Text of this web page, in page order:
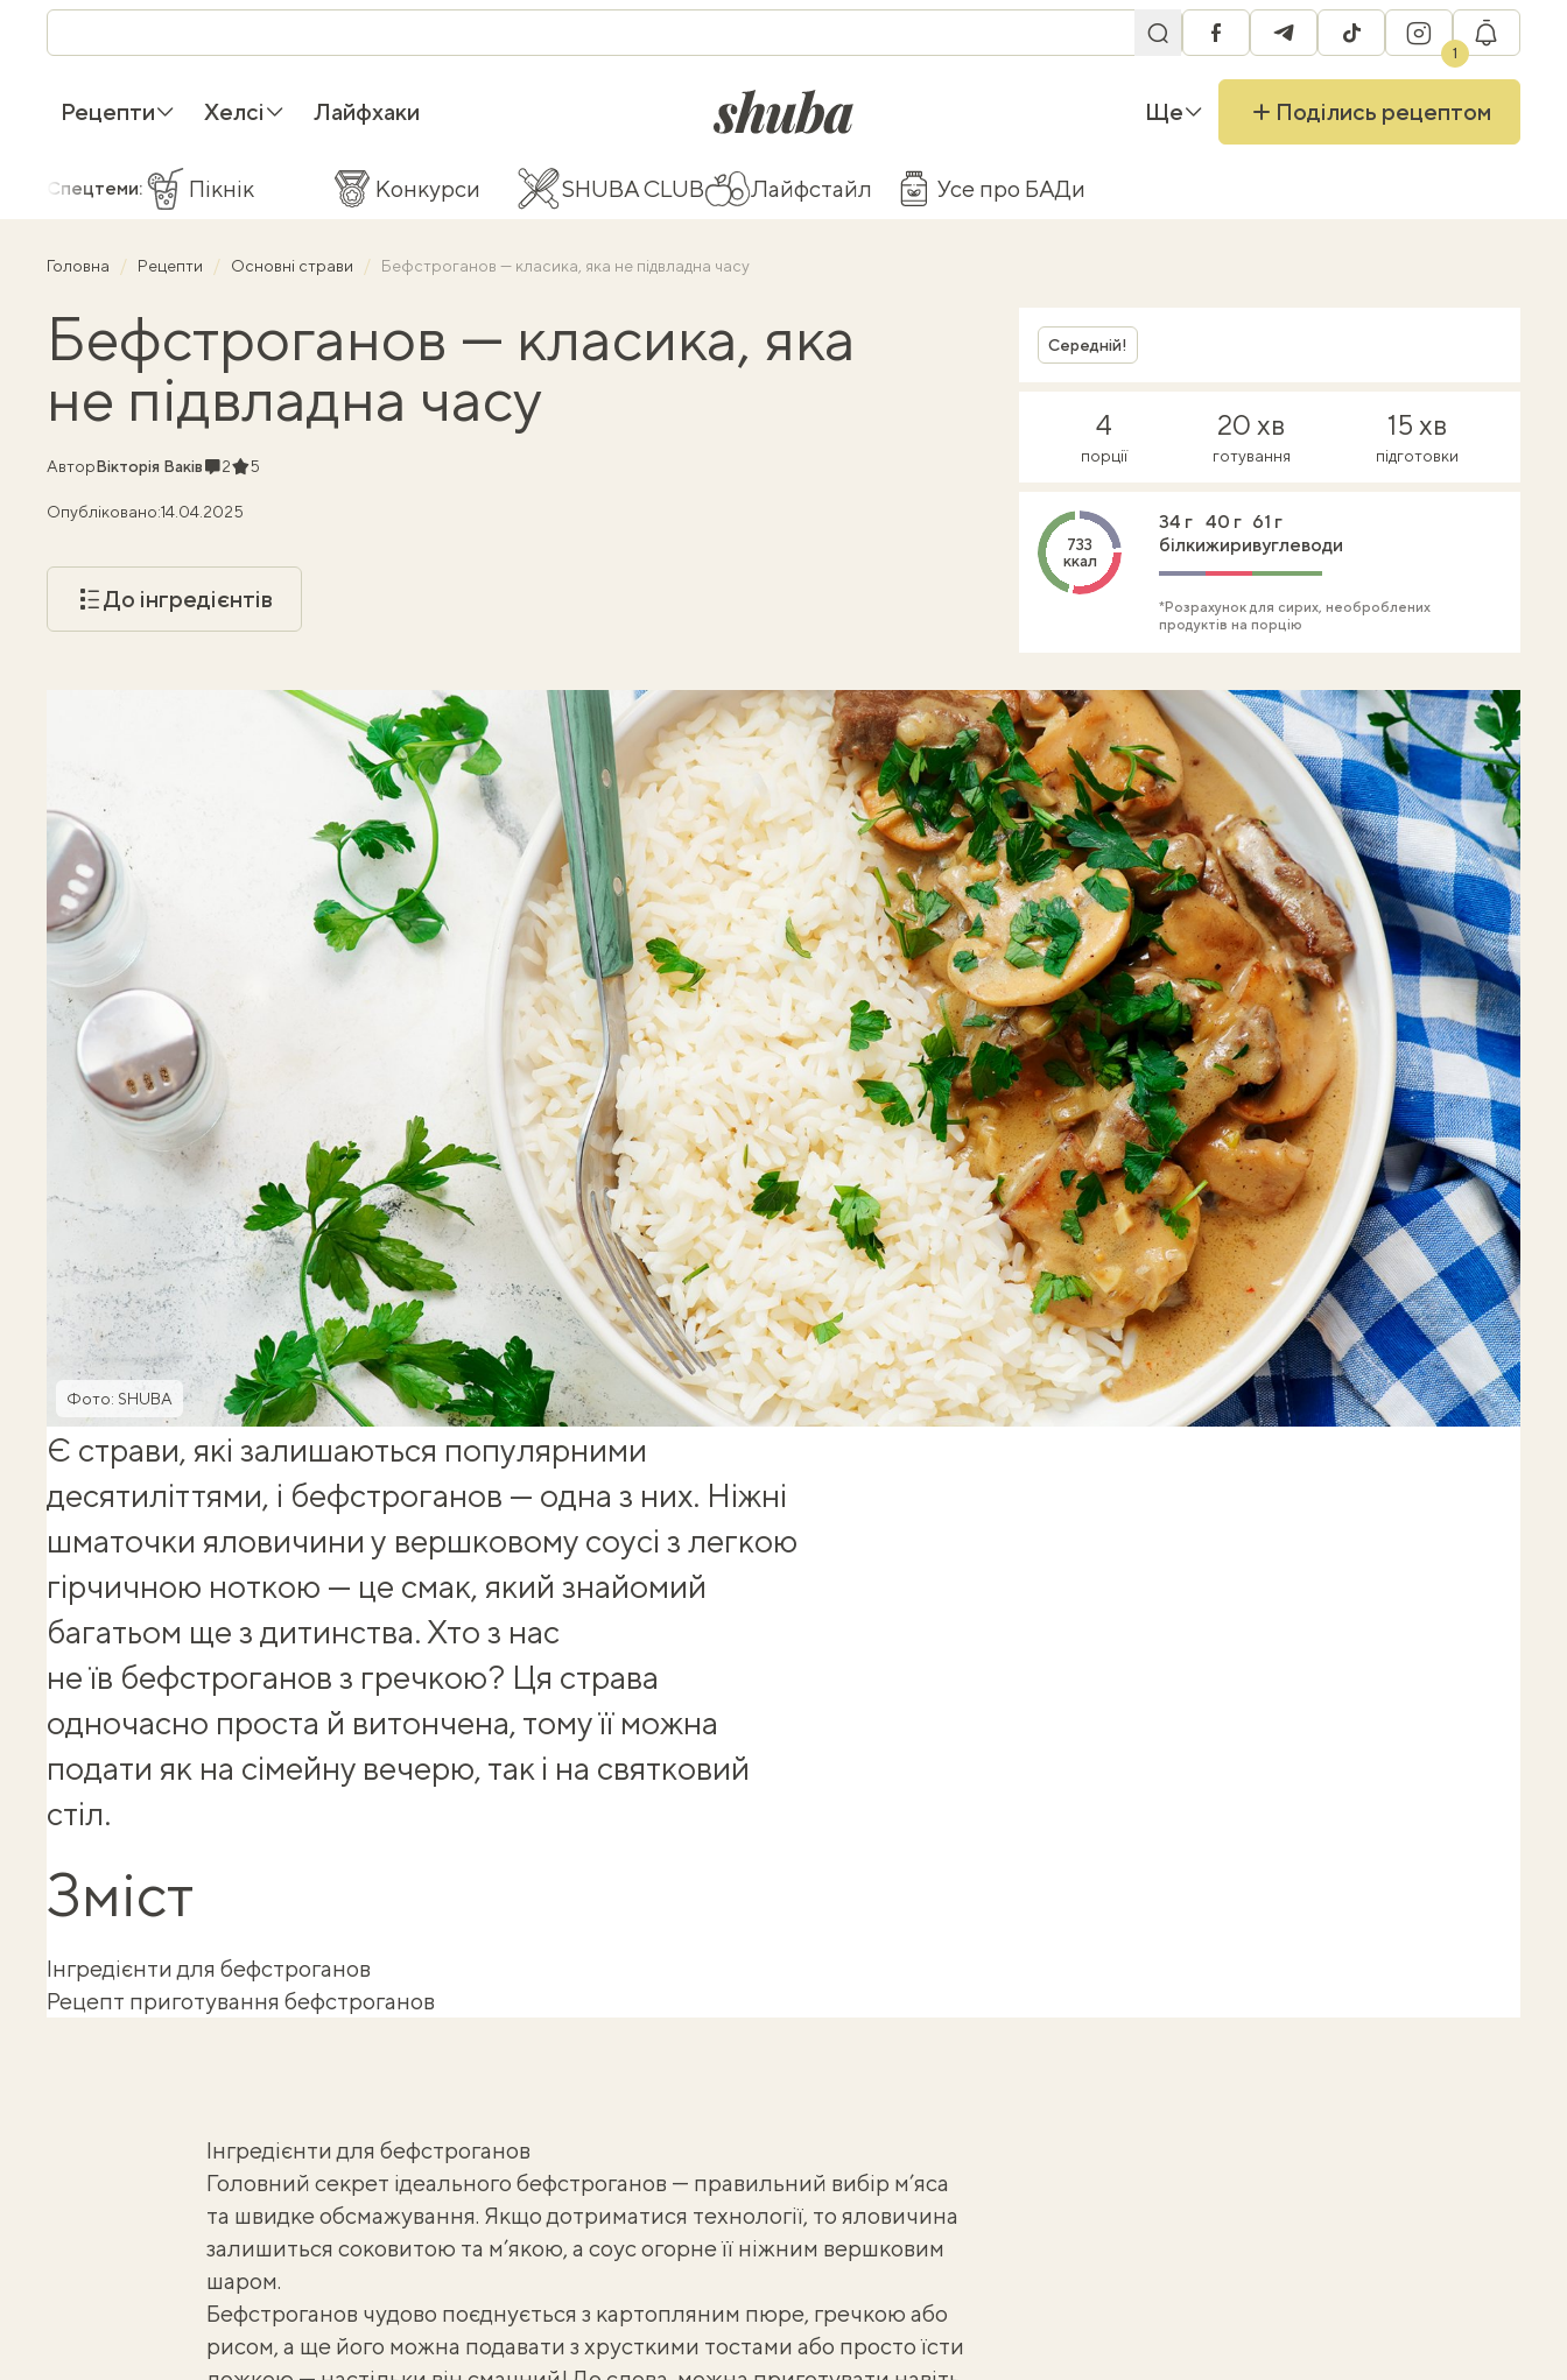
facebooktelegramtiktok instagram
1
Рецепти Хелсі Лайфхаки shuba.life Ще Поділись рецептом
Спецтеми: Пікнік Конкурси SHUBA CLUB Лайфстайл Усе про БАДи
Головна Рецепти Основні страви Бефстроганов — класика, яка не підвладна часу
Бефстроганов — класика, яка
не підвладна часу
АвторВікторія ВаківКоментарі
2Рейтинг
5
Опубліковано:14.04.2025
До інгредієнтів
Фото: SHUBA
Середній!
4
порції
20 хв
готування
15 хв
підготовки
733
ккал
34 г
білки
40 г
жири
61 г
вуглеводи
*Розрахунок для сирих, необроблених
продуктів на порцію
Є страви, які залишаються популярними
десятиліттями, і бефстроганов — одна з них. Ніжні
шматочки яловичини у вершковому соусі з легкою
гірчичною ноткою — це смак, який знайомий
багатьом ще з дитинства. Хто з нас
не їв бефстроганов з гречкою? Ця страва
одночасно проста й витончена, тому її можна
подати як на сімейну вечерю, так і на святковий
стіл.
Зміст
Інгредієнти для бефстроганов
Рецепт приготування бефстроганов
Інгредієнти для бефстроганов
Головний секрет ідеального бефстроганов — правильний вибір м’яса
та швидке обсмажування. Якщо дотриматися технології, то яловичина
залишиться соковитою та м’якою, а соус огорне її ніжним вершковим
шаром.
Бефстроганов чудово поєднується з картопляним пюре, гречкою або
рисом, а ще його можна подавати з хрусткими тостами або просто їсти